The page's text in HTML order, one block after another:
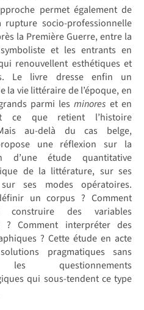
permet également de
rupture socio-professionnelle
la Première Guerre, entre la
et les entrants en
renouvellent esthétiques et
Le livre dresse enfin un
la vie littéraire de l’époque, en
parmi lesminores et en
ce que retient l’histoire
au-delà du cas belge,
une réflexion sur la
d’une étude quantitative
de la littérature, sur ses
ses modes opératoires.
un corpus ? Comment
des variables
? Comment interpréter des
? Cette étude en acte
pragmatiques sans
questionnements
qui sous-tendent ce type